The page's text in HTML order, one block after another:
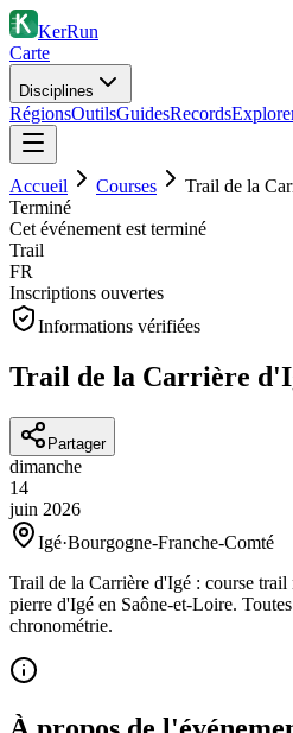
KerRun
Carte
Disciplines
RégionsOutilsGuidesRecords
Accueil Courses
Trail de la
Terminé
Cet événement est terminé
Trail
FR
Inscriptions ouvertes
Informations vérifiées
Trail de la Carrière
Partager
dimanche
14
juin 2026
Igé·Bourgogne-Franche-Comté
Trail de la Carrière d'Igé : course trail
pierre d'Igé en Saône-et-Loire.
chronométrie.